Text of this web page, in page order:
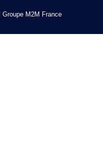
Groupe M2M France